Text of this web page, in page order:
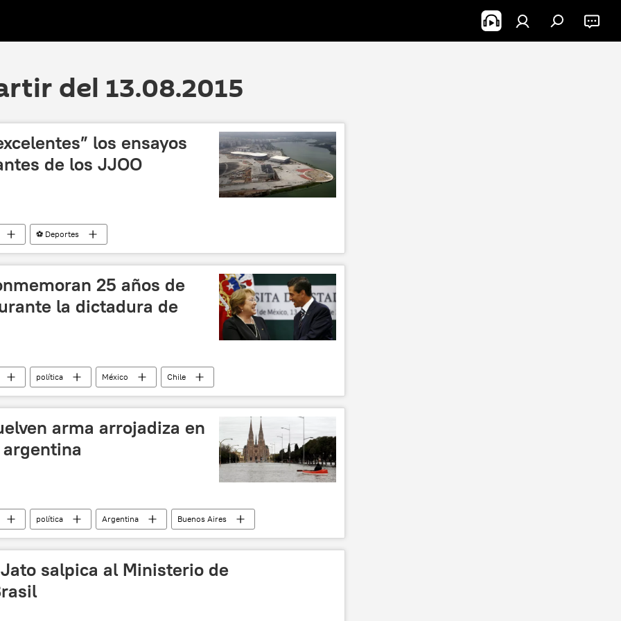
del 13.08.2015
los ensayos
de los JJOO
⚽ Deportes
de Janeiro 2016
Río de Janeiro
25 años de
la dictadura de
política México
Chile
noticias
arma arrojadiza en
política Argentina
Buenos Aires
campaña electoral
inundación
salpica al Ministerio de